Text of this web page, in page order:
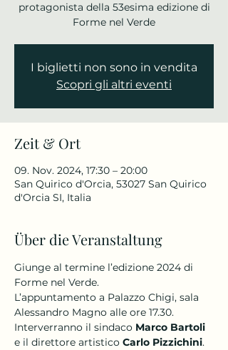
protagonista della 53esima edizione di
Forme nel Verde
I biglietti non sono in vendita
Scopri gli altri eventi
Zeit & Ort
09. Nov. 2024, 17:30 – 20:00
San Quirico d'Orcia, 53027 San Quirico
d'Orcia SI, Italia
Über die Veranstaltung
Giunge al termine l’edizione 2024 di
Forme nel Verde.
L’appuntamento a Palazzo Chigi, sala
Alessandro Magno alle ore 17.30.
Interverranno il sindaco Marco Bartoli
e il direttore artistico Carlo Pizzichini.